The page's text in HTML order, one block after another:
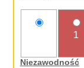
1
Niezawodność